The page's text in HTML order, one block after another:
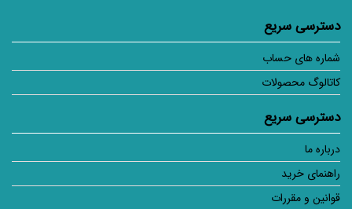
دسترسی سریع
شماره های حساب
کاتالوگ محصولات
دسترسی سریع
درباره ما
راهنمای خرید
قوانین و مقررات